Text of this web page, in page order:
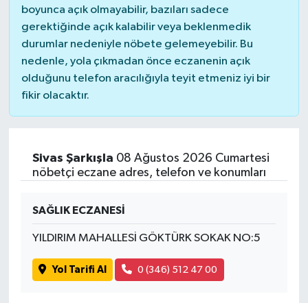
boyunca açık olmayabilir, bazıları sadece
gerektiğinde açık kalabilir veya beklenmedik
durumlar nedeniyle nöbete gelemeyebilir. Bu
nedenle, yola çıkmadan önce eczanenin açık
olduğunu telefon aracılığıyla teyit etmeniz iyi bir
fikir olacaktır.
Sivas Şarkışla 08 Ağustos 2026 Cumartesi
nöbetçi eczane adres, telefon ve konumları
SAĞLIK ECZANESİ
YILDIRIM MAHALLESİ GÖKTÜRK SOKAK NO:5
Yol Tarifi Al 0 (346) 512 47 00